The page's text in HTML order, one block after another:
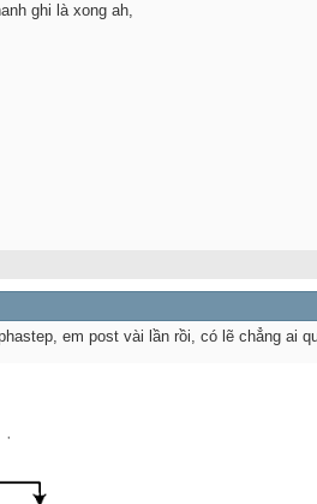
ghi là xong ah,
em post vài lần rồi, có lẽ chẳng ai